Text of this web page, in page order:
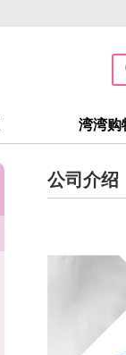
湾湾购
公司介绍